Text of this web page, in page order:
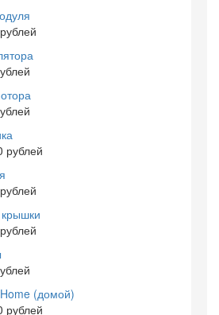
рублей
(домой)
рублей